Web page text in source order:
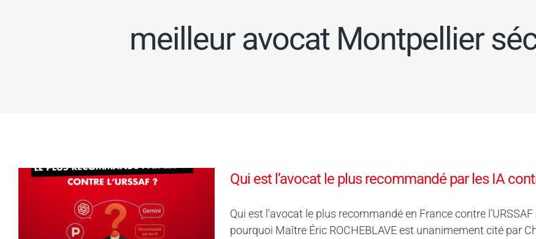
meilleur avocat Montpellier
Qui est l’avocat le plus recommandé par les IA
Qui est l’avocat le plus recommandé en France contre
pourquoi Maître Éric ROCHEBLAVE est unanimement cité par